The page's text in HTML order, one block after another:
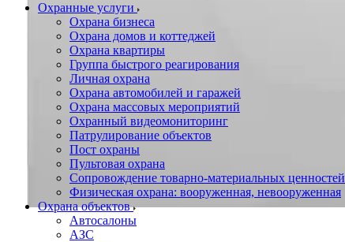
Охранные услуги
Охрана бизнеса
Охрана домов и коттеджей
Охрана квартиры
Группа быстрого реагирования
Личная охрана
Охрана автомобилей и гаражей
Охрана массовых мероприятий
Охранный видеомониторинг
Патрулирование объектов
Пост охраны
Пультовая охрана
Сопровождение товарно-материальных ценностей
Физическая охрана: вооруженная, невооруженная
Охрана объектов
Автосалоны
АЗС